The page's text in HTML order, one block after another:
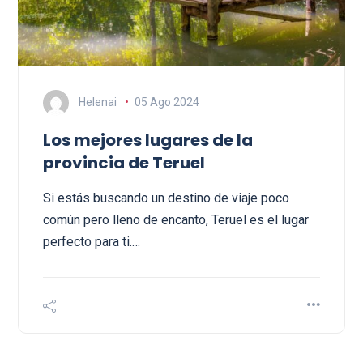
Helenai 05 Ago 2024
Los mejores lugares de la
provincia de Teruel
Si estás buscando un destino de viaje poco
común pero lleno de encanto, Teruel es el lugar
perfecto para ti.…